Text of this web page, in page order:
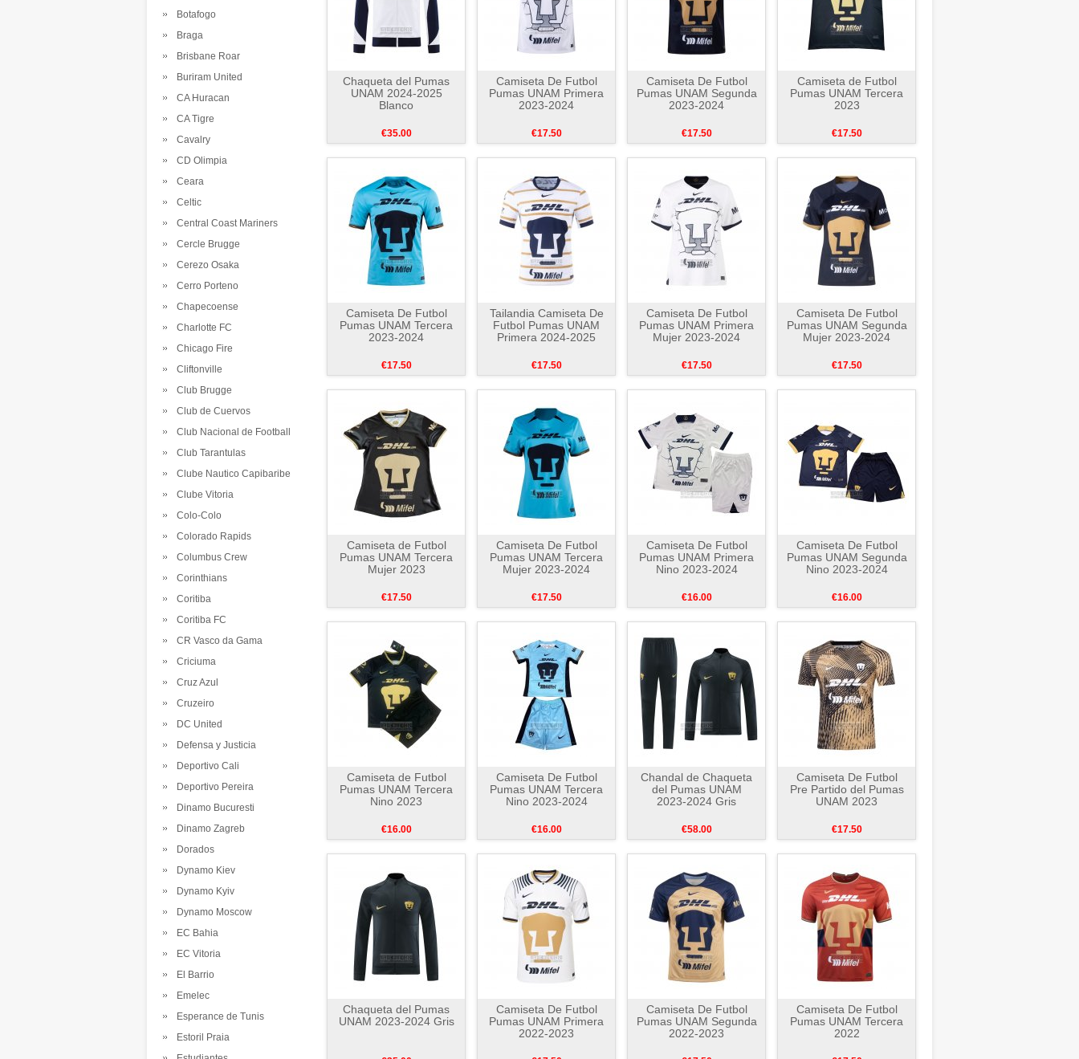
Botafogo
Braga
Brisbane Roar
Buriram United
CA Huracan
CA Tigre
Cavalry
CD Olimpia
Ceara
Celtic
Central Coast Mariners
Cercle Brugge
Cerezo Osaka
Cerro Porteno
Chapecoense
Charlotte FC
Chicago Fire
Cliftonville
Club Brugge
Club de Cuervos
Club Nacional de Football
Club Tarantulas
Clube Nautico Capibaribe
Clube Vitoria
Colo-Colo
Colorado Rapids
Columbus Crew
Corinthians
Coritiba
Coritiba FC
CR Vasco da Gama
Criciuma
Cruz Azul
Cruzeiro
DC United
Defensa y Justicia
Deportivo Cali
Deportivo Pereira
Dinamo Bucuresti
Dinamo Zagreb
Dorados
Dynamo Kiev
Dynamo Kyiv
Dynamo Moscow
EC Bahia
EC Vitoria
El Barrio
Emelec
Esperance de Tunis
Estoril Praia
Chaqueta del Pumas
UNAM 2024-2025
Blanco
€35.00
Camiseta De Futbol
Pumas UNAM Primera
2023-2024
€17.50
Camiseta De Futbol
Pumas UNAM Segunda
2023-2024
€17.50
Camiseta de Futbol
Pumas UNAM Tercera
2023
€17.50
Camiseta De Futbol
Pumas UNAM Tercera
2023-2024
€17.50
Tailandia Camiseta De
Futbol Pumas UNAM
Primera 2024-2025
€17.50
Camiseta De Futbol
Pumas UNAM Primera
Mujer 2023-2024
€17.50
Camiseta De Futbol
Pumas UNAM Segunda
Mujer 2023-2024
€17.50
Camiseta de Futbol
Pumas UNAM Tercera
Mujer 2023
€17.50
Camiseta De Futbol
Pumas UNAM Tercera
Mujer 2023-2024
€17.50
Camiseta De Futbol
Pumas UNAM Primera
Nino 2023-2024
€16.00
Camiseta De Futbol
Pumas UNAM Segunda
Nino 2023-2024
€16.00
Camiseta de Futbol
Pumas UNAM Tercera
Nino 2023
€16.00
Camiseta De Futbol
Pumas UNAM Tercera
Nino 2023-2024
€16.00
Chandal de Chaqueta
del Pumas UNAM
2023-2024 Gris
€58.00
Camiseta De Futbol
Pre Partido del Pumas
UNAM 2023
€17.50
Chaqueta del Pumas
UNAM 2023-2024 Gris
Camiseta De Futbol
Pumas UNAM Primera
2022-2023
Camiseta De Futbol
Pumas UNAM Segunda
2022-2023
Camiseta De Futbol
Pumas UNAM Tercera
2022